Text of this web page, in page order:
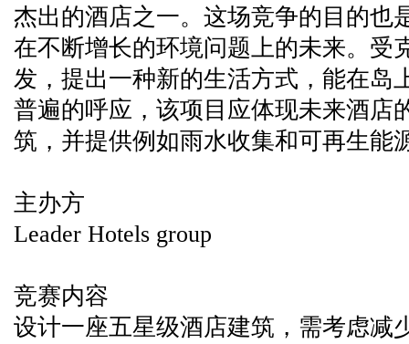
杰出的酒店之一。这场竞争的目的也
在不断增长的环境问题上的未来。受
发，提出一种新的生活方式，能在岛
普遍的呼应，该项目应体现未来酒店
筑，并提供例如雨水收集和可再生能
主办方
Leader Hotels group
竞赛内容
设计一座五星级酒店建筑，需考虑减